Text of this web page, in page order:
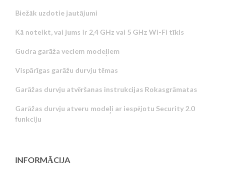
Biežāk uzdotie jautājumi
Kā noteikt, vai jums ir 2,4 GHz vai 5 GHz Wi-Fi tīkls
Gudra garāža veciem modeļiem
Vispārīgas garāžu durvju tēmas
Garāžas durvju atvēršanas instrukcijas Rokasgrāmatas
Garāžas durvju atveru modeļi ar iespējotu Security 2.0
funkciju
INFORMĀCIJA